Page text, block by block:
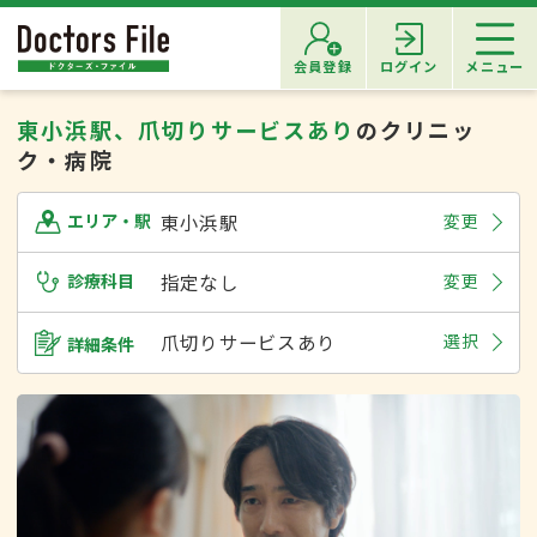
会員登録 ログイン メニュー
東小浜駅、爪切りサービスあり のクリニッ
ク・病院
エリア・駅 東小浜駅 変更
診療科目 指定なし 変更
詳細条件 爪切りサービスあり 選択